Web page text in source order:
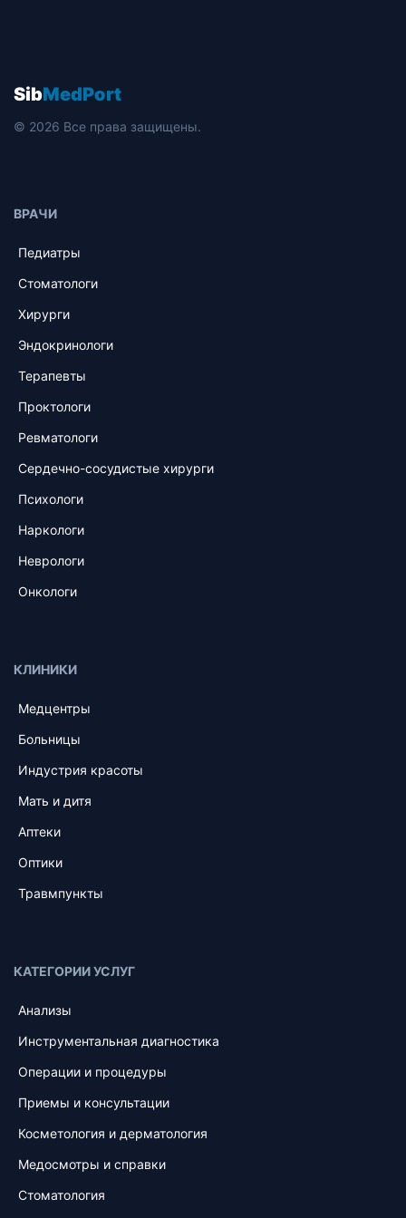
SibMedPort
© 2026 Все права защищены.
ВРАЧИ
Педиатры
Стоматологи
Хирурги
Эндокринологи
Терапевты
Проктологи
Ревматологи
Сердечно-сосудистые хирурги
Психологи
Наркологи
Неврологи
Онкологи
КЛИНИКИ
Медцентры
Больницы
Индустрия красоты
Мать и дитя
Аптеки
Оптики
Травмпункты
КАТЕГОРИИ УСЛУГ
Анализы
Инструментальная диагностика
Операции и процедуры
Приемы и консультации
Косметология и дерматология
Медосмотры и справки
Стоматология